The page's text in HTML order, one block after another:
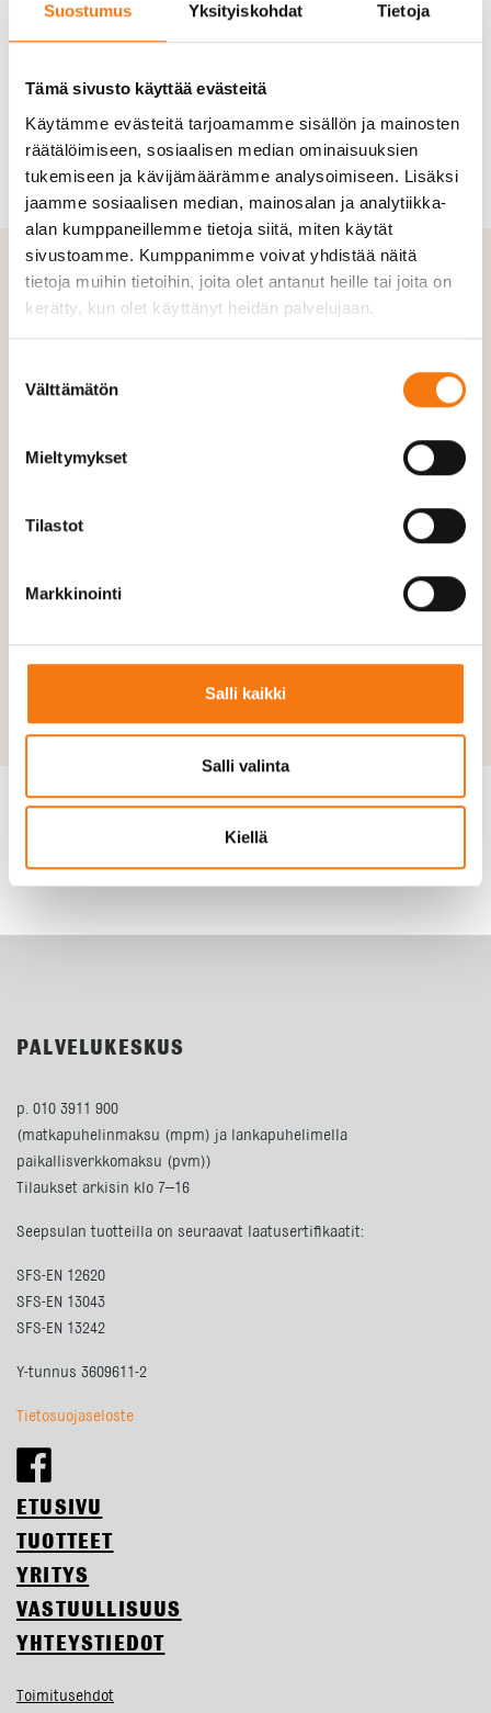
Suostumus Yksityiskohdat Tietoja
Tämä sivusto käyttää evästeitä
Käytämme evästeitä tarjoamamme sisällön ja mainosten
räätälöimiseen, sosiaalisen median ominaisuuksien
tukemiseen ja kävijämäärämme analysoimiseen. Lisäksi
jaamme sosiaalisen median, mainosalan ja analytiikka-
alan kumppaneillemme tietoja siitä, miten käytät
sivustoamme. Kumppanimme voivat yhdistää näitä
tietoja muihin tietoihin, joita olet antanut heille tai joita on
kerätty, kun olet käyttänyt heidän palvelujaan.
valinta
Välttämätön
Mieltymykset
Tilastot
Markkinointi
Salli kaikki
Salli valinta
Kiellä
Tie
Tilaa
ASETA TOIMITUSOSOITTEEN
PALVELUKESKUS
p. 010 3911 900
(matkapuhelinmaksu (mpm) ja lankapuhelimella
paikallisverkkomaksu (pvm))
Tilaukset arkisin klo 7–16
Seepsulan tuotteilla on seuraavat laatusertifikaatit:
SFS-EN 12620
SFS-EN 13043
SFS-EN 13242
Y-tunnus 3609611-2
Tietosuojaseloste
ETUSIVU
TUOTTEET
YRITYS
VASTUULLISUUS
YHTEYSTIEDOT
Toimitusehdot